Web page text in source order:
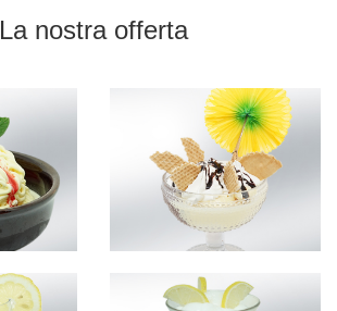
La nostra offerta